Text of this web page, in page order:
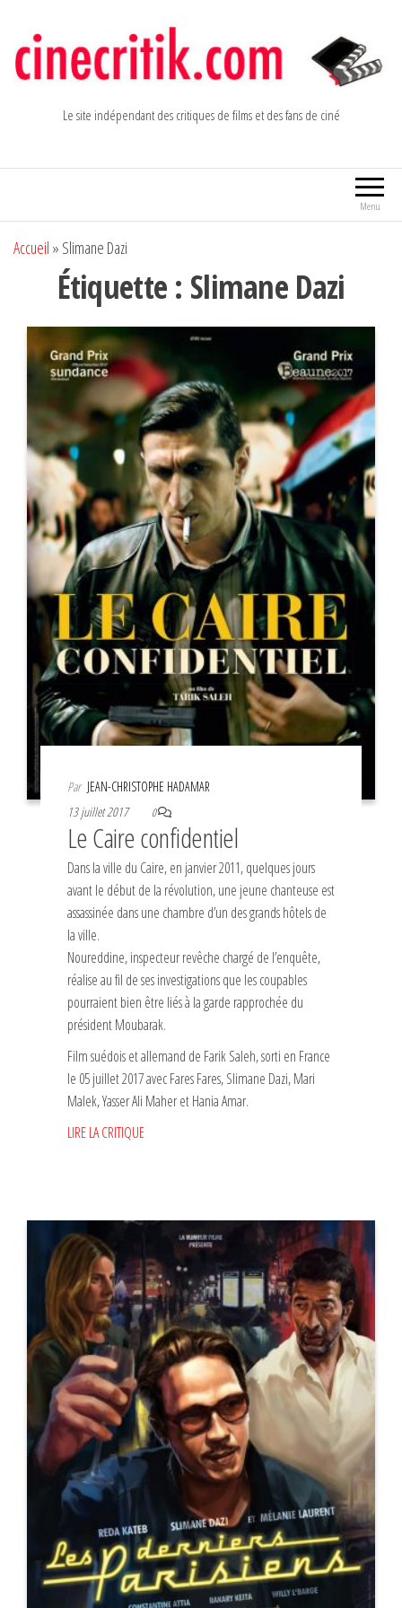
contenu
Le site indépendant des critiques de films et des fans de ciné
Menu
Accueil » Slimane Dazi
Étiquette : Slimane Dazi
Par JEAN-CHRISTOPHE HADAMAR
13 juillet 2017
0
Le Caire confidentiel
Dans la ville du Caire, en janvier 2011, quelques jours
avant le début de la révolution, une jeune chanteuse est
assassinée dans une chambre d’un des grands hôtels de
la ville.
Noureddine, inspecteur revêche chargé de l’enquête,
réalise au fil de ses investigations que les coupables
pourraient bien être liés à la garde rapprochée du
président Moubarak.
Film suédois et allemand de Farik Saleh, sorti en France
le 05 juillet 2017 avec Fares Fares, Slimane Dazi, Mari
Malek, Yasser Ali Maher et Hania Amar.
LIRE LA CRITIQUE